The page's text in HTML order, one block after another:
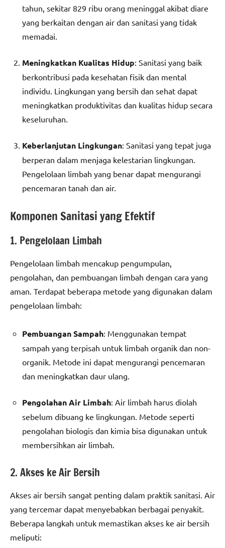
tahun, sekitar 829 ribu orang meninggal akibat diare
yang berkaitan dengan air dan sanitasi yang tidak
memadai.
Meningkatkan Kualitas Hidup: Sanitasi yang baik
berkontribusi pada kesehatan fisik dan mental
individu. Lingkungan yang bersih dan sehat dapat
meningkatkan produktivitas dan kualitas hidup secara
keseluruhan.
Keberlanjutan Lingkungan: Sanitasi yang tepat juga
berperan dalam menjaga kelestarian lingkungan.
Pengelolaan limbah yang benar dapat mengurangi
pencemaran tanah dan air.
Komponen Sanitasi yang Efektif
1. Pengelolaan Limbah
Pengelolaan limbah mencakup pengumpulan,
pengolahan, dan pembuangan limbah dengan cara yang
aman. Terdapat beberapa metode yang digunakan dalam
pengelolaan limbah:
Pembuangan Sampah: Menggunakan tempat
sampah yang terpisah untuk limbah organik dan non-
organik. Metode ini dapat mengurangi pencemaran
dan meningkatkan daur ulang.
Pengolahan Air Limbah: Air limbah harus diolah
sebelum dibuang ke lingkungan. Metode seperti
pengolahan biologis dan kimia bisa digunakan untuk
membersihkan air limbah.
2. Akses ke Air Bersih
Akses air bersih sangat penting dalam praktik sanitasi. Air
yang tercemar dapat menyebabkan berbagai penyakit.
Beberapa langkah untuk memastikan akses ke air bersih
meliputi: